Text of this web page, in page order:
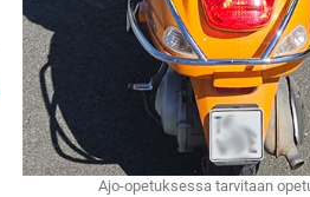
Ajo-opetuksessa tarvitaan